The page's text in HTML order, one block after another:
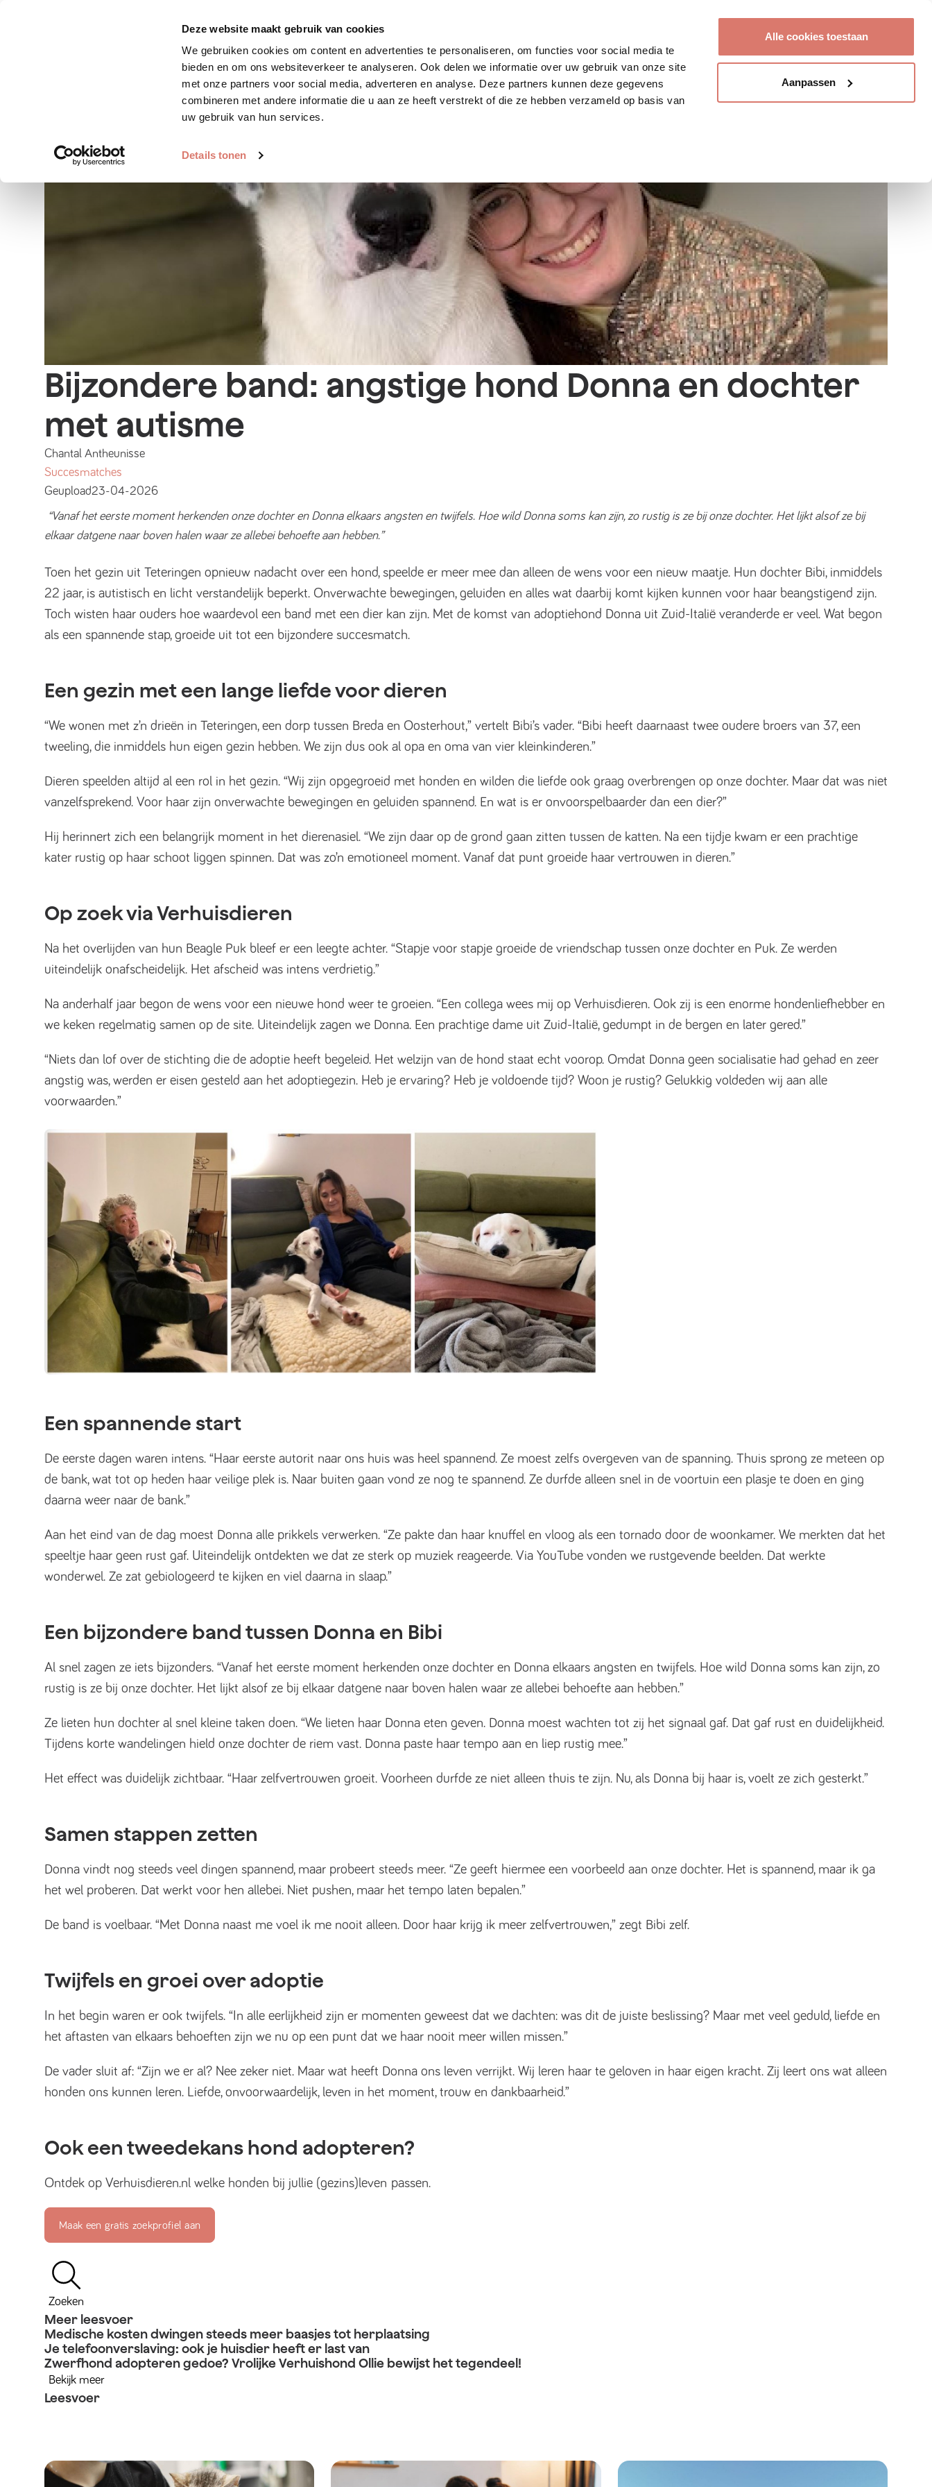
Deze website maakt gebruik van cookies
We gebruiken cookies om content en advertenties te personaliseren, om functies voor social media te
bieden en om ons websiteverkeer te analyseren. Ook delen we informatie over uw gebruik van onze site
met onze partners voor social media, adverteren en analyse. Deze partners kunnen deze gegevens
combineren met andere informatie die u aan ze heeft verstrekt of die ze hebben verzameld op basis van
uw gebruik van hun services.
Details tonen
Alle cookies toestaan
Aanpassen
Zoek huisdier Plaats huisdier Hoe werkt het?
Bijzondere band: angstige hond Donna en dochter
met autisme
Chantal Antheunisse
Succesmatches
Geupload23-04-2026
“Vanaf het eerste moment herkenden onze dochter en Donna elkaars angsten en twijfels. Hoe wild Donna soms kan zijn, zo rustig is ze bij onze dochter. Het lijkt alsof ze bij
elkaar datgene naar boven halen waar ze allebei behoefte aan hebben.”
Toen het gezin uit Teteringen opnieuw nadacht over een hond, speelde er meer mee dan alleen de wens voor een nieuw maatje. Hun dochter Bibi, inmiddels
22 jaar, is autistisch en licht verstandelijk beperkt. Onverwachte bewegingen, geluiden en alles wat daarbij komt kijken kunnen voor haar beangstigend zijn.
Toch wisten haar ouders hoe waardevol een band met een dier kan zijn. Met de komst van adoptiehond Donna uit Zuid-Italië veranderde er veel. Wat begon
als een spannende stap, groeide uit tot een bijzondere succesmatch.
Een gezin met een lange liefde voor dieren
“We wonen met z’n drieën in Teteringen, een dorp tussen Breda en Oosterhout,” vertelt Bibi’s vader. “Bibi heeft daarnaast twee oudere broers van 37, een
tweeling, die inmiddels hun eigen gezin hebben. We zijn dus ook al opa en oma van vier kleinkinderen.”
Dieren speelden altijd al een rol in het gezin. “Wij zijn opgegroeid met honden en wilden die liefde ook graag overbrengen op onze dochter. Maar dat was niet
vanzelfsprekend. Voor haar zijn onverwachte bewegingen en geluiden spannend. En wat is er onvoorspelbaarder dan een dier?”
Hij herinnert zich een belangrijk moment in het dierenasiel. “We zijn daar op de grond gaan zitten tussen de katten. Na een tijdje kwam er een prachtige
kater rustig op haar schoot liggen spinnen. Dat was zo’n emotioneel moment. Vanaf dat punt groeide haar vertrouwen in dieren.”
Op zoek via Verhuisdieren
Na het overlijden van hun Beagle Puk bleef er een leegte achter. “Stapje voor stapje groeide de vriendschap tussen onze dochter en Puk. Ze werden
uiteindelijk onafscheidelijk. Het afscheid was intens verdrietig.”
Na anderhalf jaar begon de wens voor een nieuwe hond weer te groeien. “Een collega wees mij op Verhuisdieren. Ook zij is een enorme hondenliefhebber en
we keken regelmatig samen op de site. Uiteindelijk zagen we Donna. Een prachtige dame uit Zuid-Italië, gedumpt in de bergen en later gered.”
“Niets dan lof over de stichting die de adoptie heeft begeleid. Het welzijn van de hond staat echt voorop. Omdat Donna geen socialisatie had gehad en zeer
angstig was, werden er eisen gesteld aan het adoptiegezin. Heb je ervaring? Heb je voldoende tijd? Woon je rustig? Gelukkig voldeden wij aan alle
voorwaarden.”
Een spannende start
De eerste dagen waren intens. “Haar eerste autorit naar ons huis was heel spannend. Ze moest zelfs overgeven van de spanning. Thuis sprong ze meteen op
de bank, wat tot op heden haar veilige plek is. Naar buiten gaan vond ze nog te spannend. Ze durfde alleen snel in de voortuin een plasje te doen en ging
daarna weer naar de bank.”
Aan het eind van de dag moest Donna alle prikkels verwerken. “Ze pakte dan haar knuffel en vloog als een tornado door de woonkamer. We merkten dat het
speeltje haar geen rust gaf. Uiteindelijk ontdekten we dat ze sterk op muziek reageerde. Via YouTube vonden we rustgevende beelden. Dat werkte
wonderwel. Ze zat gebiologeerd te kijken en viel daarna in slaap.”
Een bijzondere band tussen Donna en Bibi
Al snel zagen ze iets bijzonders. “Vanaf het eerste moment herkenden onze dochter en Donna elkaars angsten en twijfels. Hoe wild Donna soms kan zijn, zo
rustig is ze bij onze dochter. Het lijkt alsof ze bij elkaar datgene naar boven halen waar ze allebei behoefte aan hebben.”
Ze lieten hun dochter al snel kleine taken doen. “We lieten haar Donna eten geven. Donna moest wachten tot zij het signaal gaf. Dat gaf rust en duidelijkheid.
Tijdens korte wandelingen hield onze dochter de riem vast. Donna paste haar tempo aan en liep rustig mee.”
Het effect was duidelijk zichtbaar. “Haar zelfvertrouwen groeit. Voorheen durfde ze niet alleen thuis te zijn. Nu, als Donna bij haar is, voelt ze zich gesterkt.”
Samen stappen zetten
Donna vindt nog steeds veel dingen spannend, maar probeert steeds meer. “Ze geeft hiermee een voorbeeld aan onze dochter. Het is spannend, maar ik ga
het wel proberen. Dat werkt voor hen allebei. Niet pushen, maar het tempo laten bepalen.”
De band is voelbaar. “Met Donna naast me voel ik me nooit alleen. Door haar krijg ik meer zelfvertrouwen,” zegt Bibi zelf.
Twijfels en groei over adoptie
In het begin waren er ook twijfels. “In alle eerlijkheid zijn er momenten geweest dat we dachten: was dit de juiste beslissing? Maar met veel geduld, liefde en
het aftasten van elkaars behoeften zijn we nu op een punt dat we haar nooit meer willen missen.”
De vader sluit af: “Zijn we er al? Nee zeker niet. Maar wat heeft Donna ons leven verrijkt. Wij leren haar te geloven in haar eigen kracht. Zij leert ons wat alleen
honden ons kunnen leren. Liefde, onvoorwaardelijk, leven in het moment, trouw en dankbaarheid.”
Ook een tweedekans hond adopteren?
Ontdek op Verhuisdieren.nl welke honden bij jullie (gezins)leven passen.
Maak een gratis zoekprofiel aan
Zoeken
Meer leesvoer
Medische kosten dwingen steeds meer baasjes tot herplaatsing
Je telefoonverslaving: ook je huisdier heeft er last van
Zwerfhond adopteren gedoe? Vrolijke Verhuishond Ollie bewijst het tegendeel!
Bekijk meer
Leesvoer